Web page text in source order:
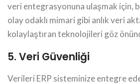
veri entegrasyonuna ulaşmak için,
olay odaklı mimari gibi anlık veri
kolaylaştıran teknolojileri göz
5. Veri Güvenliği
Verileri ERP sisteminize entegre